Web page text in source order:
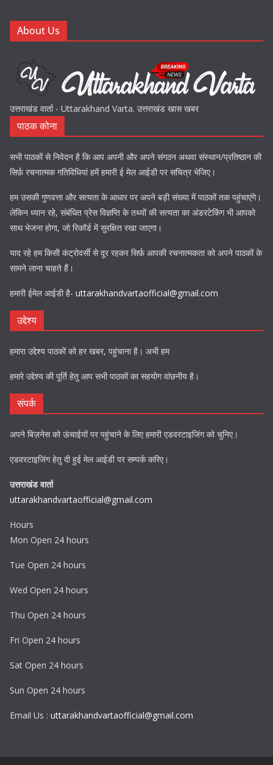
About Us
उत्तराखंड वार्ता - Uttarakhand Varta. उत्तराखंड खास खबर
पाठक कोना
सभी पाठकों से निवेदन है कि आप अपनी और अपने संगठन अथवा संस्थान/प्रतिष्ठान की
सिर्फ़ रचनात्मक गतिविधियां हमें हमारी ई मेल आईडी पर सचित्र भेजिए।
हम उसकी गुणवत्ता और सत्यता के आधार पर अपने बड़ी संख्या में पाठकों तक पहुंचाएंगे।
लेकिन ध्यान रहे, संबंधित प्रेस विज्ञप्ति के तथ्यों की सत्यता का अंडरटेकिंग भी आपको
साथ भेजना होगा, जो रिकॉर्ड में सुरक्षित रखा जाएगा।
याद रहे हम किसी कंट्रोवर्सी से दूर रहकर सिर्फ़ आपकी रचनात्मकता को अपने पाठकों के
सामने लाना चाहते हैं।
हमारी ईमेल आईडी है- uttarakhandvartaofficial@gmail.com
उद्देश्य
हमारा उद्देश्य पाठकों को हर खबर, पहुंचाना है। अभी हम
हमारे उद्देश्य की पूर्ति हेतु आप सभी पाठकों का सहयोग वांछनीय है।
संपर्क
अपने बिज़नेस को ऊंचाईयों पर पहुंचाने के लिए हमारी एडवरटाइजिंग को चुनिए।
एडवरटाइजिंग हेतु दी हुई मेल आईडी पर सम्पर्क करिए।
उत्तराखंड वार्ता
uttarakhandvartaofficial@gmail.com
Hours
Mon Open 24 hours
Tue Open 24 hours
Wed Open 24 hours
Thu Open 24 hours
Fri Open 24 hours
Sat Open 24 hours
Sun Open 24 hours
Email Us : uttarakhandvartaofficial@gmail.com